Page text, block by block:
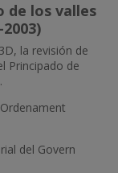
de los valles
la revisión de
Principado de
del Govern